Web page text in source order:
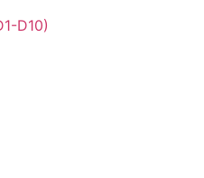
D10)